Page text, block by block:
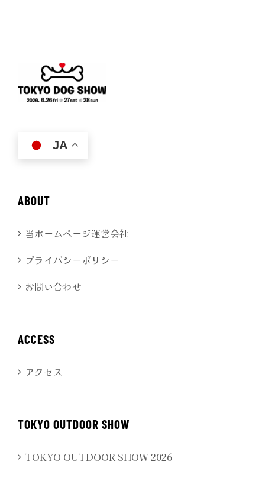
JA
ABOUT
当ホームページ運営会社
プライバシーポリシー
お問い合わせ
ACCESS
アクセス
TOKYO OUTDOOR SHOW
TOKYO OUTDOOR SHOW 2026